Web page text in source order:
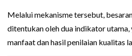
Melalui mekanisme tersebut,
ditentukan oleh dua indikator utama,
manfaat dan hasil penilaian kualitas